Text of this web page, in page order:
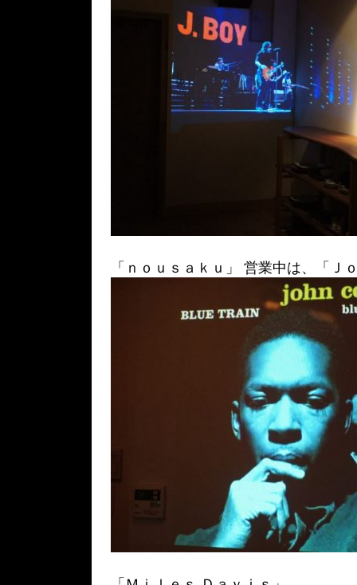
「ｎｏｕｓａｋｕ」 営業中は、「Ｊ